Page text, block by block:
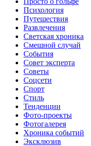
Психология
Путешествия
Развлечения
Светская хроника
Смешной случай
События
Совет эксперта
Советы
Соцсети
Спорт
Стиль
Тенденции
Фото-проекты
Фотогалерея
Хроника событий
Эксклюзив